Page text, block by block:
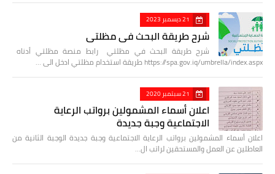
21 ديسمبر 2023
شرح طريقة البحث في مظلتي
شرح طريقة البحث في مظلتي رابط منصة مظلتي أدناه
https://spa.gov.iq/umbrella/index.aspx طريقة استخدام مظلتي ادخل الى …
21 سبتمبر 2020
اعلان أسماء المشمولين برواتب الرعاية
الاجتماعية وجبة جديدة
اعلان أسماء المشمولين برواتب الرعاية الاجتماعية وجبة جديدة الوجبة الثانية من
العاطلين عن العمل والمستحقين لراتب ال…